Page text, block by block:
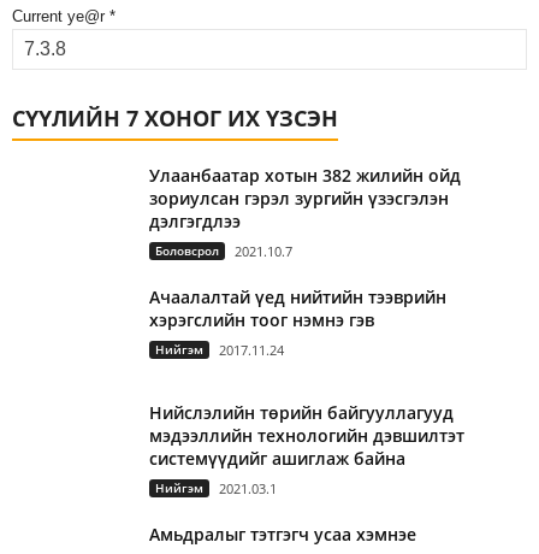
Current ye@r *
СҮҮЛИЙН 7 ХОНОГ ИХ ҮЗСЭН
Улаанбаатар хотын 382 жилийн ойд
зориулсан гэрэл зургийн үзэсгэлэн
дэлгэгдлээ
Боловсрол 2021.10.7
Ачаалалтай үед нийтийн тээврийн
хэрэгслийн тоог нэмнэ гэв
Нийгэм 2017.11.24
Нийслэлийн төрийн байгууллагууд
мэдээллийн технологийн дэвшилтэт
системүүдийг ашиглаж байна
Нийгэм 2021.03.1
Амьдралыг тэтгэгч усаа хэмнэе